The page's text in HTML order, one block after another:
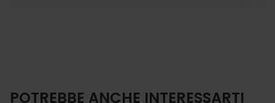
POTREBBE ANCHE INTERESSARTI